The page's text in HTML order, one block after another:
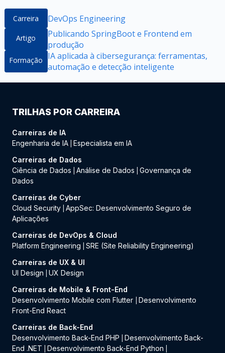
Carreira DevOps Engineering
Artigo
Publicando SpringBoot e Frontend em
produção
Formação
IA aplicada à cibersegurança: ferramentas,
automação e detecção inteligente
TRILHAS POR CARREIRA
Carreiras de IA
Engenharia de IA Especialista em IA
Carreiras de Dados
Ciência de Dados
Análise de Dados
Governança de
Dados
Carreiras de Cyber
Cloud Security AppSec: Desenvolvimento Seguro de
Aplicações
Carreiras de DevOps & Cloud
Platform Engineering
SRE (Site Reliability Engineering)
Carreiras de UX & UI
UI Design
UX Design
Carreiras de Mobile & Front-End
Desenvolvimento Mobile com Flutter
Desenvolvimento
Front-End React
Carreiras de Back-End
Desenvolvimento Back-End PHP
Desenvolvimento Back-
End .NET
Desenvolvimento Back-End Python